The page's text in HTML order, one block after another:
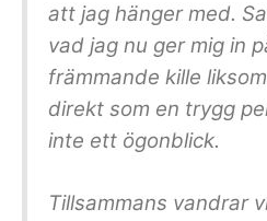
att jag hänger med.
vad jag nu ger mig in
främmande kille
direkt som en trygg
inte ett ögonblick.
Tillsammans vandrar